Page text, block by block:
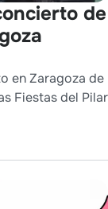
de
en Zaragoza de
Fiestas del Pilar